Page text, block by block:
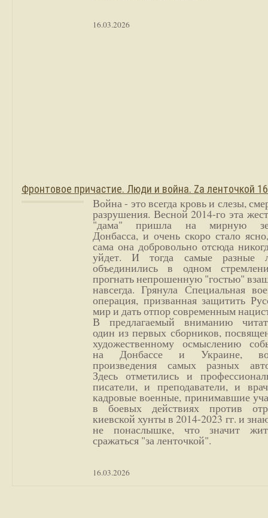
16.03.2026
Фронтовое причастие. Люди и война. Zа ленточкой
Война - это всегда кровь и слезы,
разрушения. Весной 2014-го эта
"дама" пришла на мирную
Донбасса, и очень скоро стало
сама она добровольно отсюда
уйдет. И тогда самые разные
объединились в одном
прогнать непрошенную "гостью"
навсегда. Грянула Специальная
операция, призванная защитить
мир и дать отпор современным
В предлагаемый вниманию
один из первых сборников,
художественному осмыслению
на Донбассе и Украине,
произведения самых разных
Здесь отметились и
писатели, и преподаватели, и
кадровые военные, принимавшие
в боевых действиях против
киевской хунты в 2014-2023 гг. и
не понаслышке, что значит
сражаться "за ленточкой".
16.03.2026